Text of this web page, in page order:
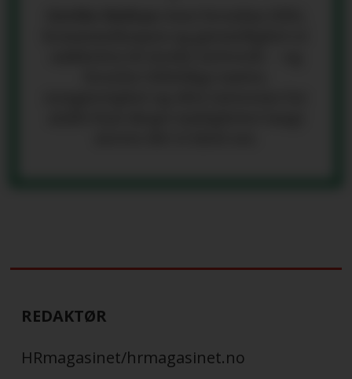
REDAKTØR
HRmagasinet/hrmagasinet.no